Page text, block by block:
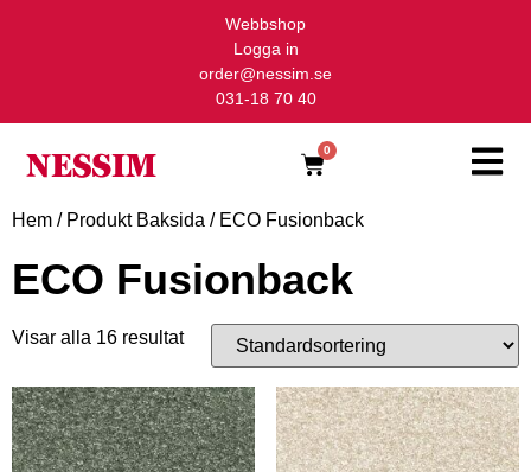
Webbshop
Logga in
order@nessim.se
031-18 70 40
0
Hem / Produkt Baksida / ECO Fusionback
ECO Fusionback
Visar alla 16 resultat